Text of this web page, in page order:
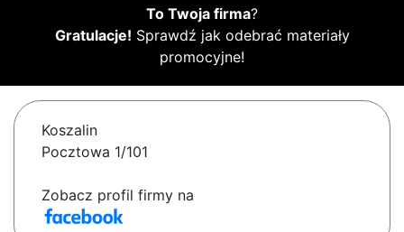
To Twoja firma?
Gratulacje! Sprawdź jak odebrać materiały
promocyjne!
Koszalin
Pocztowa 1/101
Zobacz profil firmy na